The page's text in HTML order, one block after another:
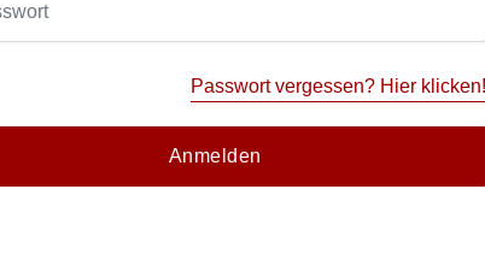
Passwort vergessen? Hier klicken!
Anmelden